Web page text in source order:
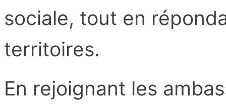
sociale, tout en
territoires.
En rejoignant les